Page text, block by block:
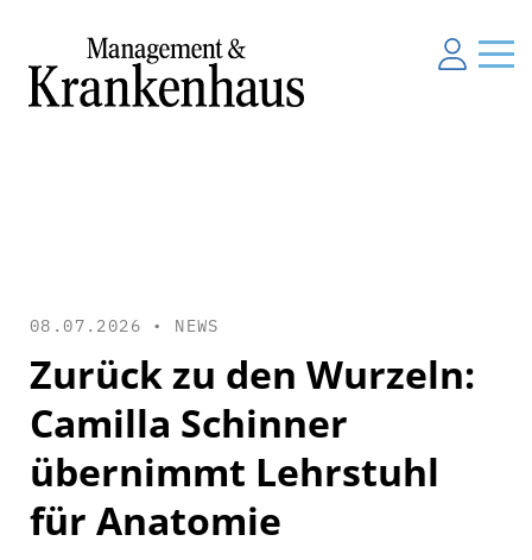
08.07.2026 • NEWS
Zurück zu den Wurzeln:
Camilla Schinner
übernimmt Lehrstuhl
für Anatomie